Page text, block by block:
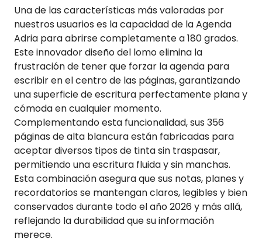
Una de las características más valoradas por
nuestros usuarios es la capacidad de la Agenda
Adria para abrirse completamente a 180 grados.
Este innovador diseño del lomo elimina la
frustración de tener que forzar la agenda para
escribir en el centro de las páginas, garantizando
una superficie de escritura perfectamente plana y
cómoda en cualquier momento.
Complementando esta funcionalidad, sus 356
páginas de alta blancura están fabricadas para
aceptar diversos tipos de tinta sin traspasar,
permitiendo una escritura fluida y sin manchas.
Esta combinación asegura que sus notas, planes y
recordatorios se mantengan claros, legibles y bien
conservados durante todo el año 2026 y más allá,
reflejando la durabilidad que su información
merece.